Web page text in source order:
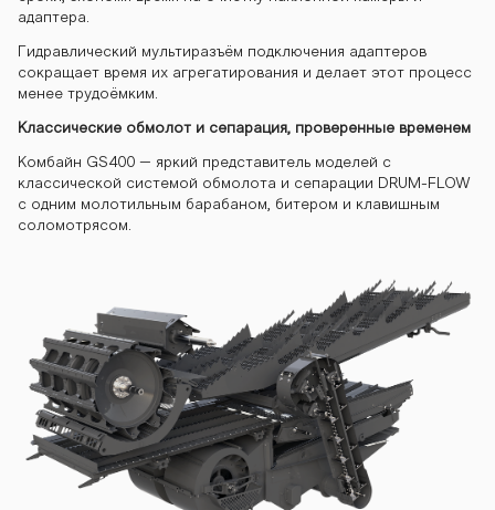
адаптера.
Гидравлический мультиразъём подключения адаптеров
сокращает время их агрегатирования и делает этот процесс
менее трудоёмким.
Классические обмолот и сепарация, проверенные временем
Комбайн GS400 – яркий представитель моделей с
классической системой обмолота и сепарации DRUM-FLOW
c одним молотильным барабаном, битером и клавишным
соломотрясом.